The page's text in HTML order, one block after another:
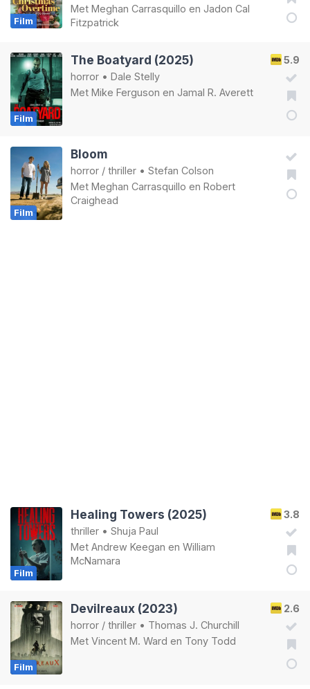
Film
Met Meghan Carrasquillo en Jadon Cal
Fitzpatrick
Film
5.9
The Boatyard (2025)
horror • Dale Stelly
Met Mike Ferguson en Jamal R. Averett
Film
Bloom
horror / thriller • Stefan Colson
Met Meghan Carrasquillo en Robert
Craighead
Film
3.8
Healing Towers (2025)
thriller • Shuja Paul
Met Andrew Keegan en William
McNamara
Film
2.6
Devilreaux (2023)
horror / thriller • Thomas J. Churchill
Met Vincent M. Ward en Tony Todd